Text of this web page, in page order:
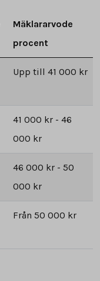
Mäklararvode
procent
Upp till 41 000 kr
41 000 kr - 46
000 kr
46 000 kr - 50
000 kr
Från 50 000 kr